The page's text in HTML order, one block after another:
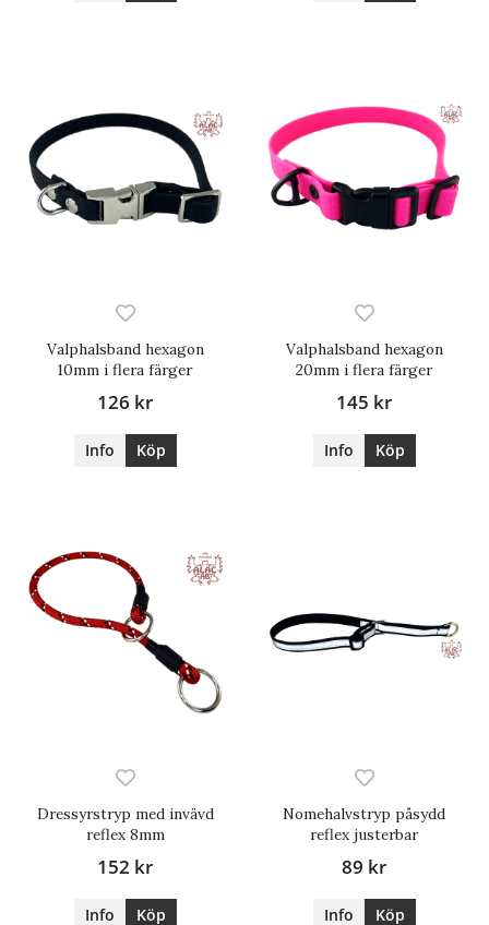
Valphalsband hexagon
10mm i flera färger
126 kr
Info Köp
Valphalsband hexagon
20mm i flera färger
145 kr
Info Köp
Dressyrstryp med invävd
reflex 8mm
152 kr
Info Köp
Nomehalvstryp påsydd
reflex justerbar
89 kr
Info Köp